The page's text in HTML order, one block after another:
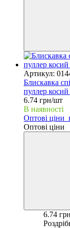
Артикул:
Блискавка
пуллер
6.74 грн/шт
В наявності
Оптові ціни
Оптові ціни
6.74